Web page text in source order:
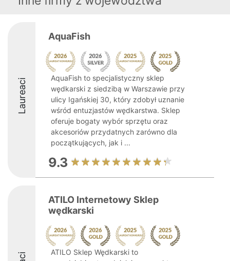
Laureaci
AquaFish
AquaFish to specjalistyczny sklep
wędkarski z siedzibą w Warszawie przy
ulicy Igańskiej 30, który zdobył uznanie
wśród entuzjastów wędkarstwa. Sklep
oferuje bogaty wybór sprzętu oraz
akcesoriów przydatnych zarówno dla
początkujących, jak i ...
9.3
ATILO Internetowy Sklep
wędkarski
ATILO Sklep Wędkarski to